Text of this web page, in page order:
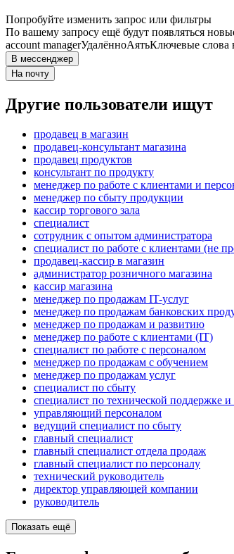
Попробуйте изменить запрос или фильтры
По вашему запросу ещё будут появляться
account managerУдалённоАятьКлючевые слова
В мессенджер
На почту
Другие пользователи ищут
продавец в магазин
продавец-консультант магазина
продавец продуктов
консультант по продукту
менеджер по работе с клиентами и
менеджер по сбыту продукции
кассир торгового зала
специалист
сотрудник с опытом администратора
специалист по работе с клиентами (не
продавец-кассир в магазин
администратор розничного магазина
кассир магазина
менеджер по продажам IT-услуг
менеджер по продажам банковских
менеджер по продажам и развитию
менеджер по работе с клиентами (IT)
специалист по работе с персоналом
менеджер по продажам с обучением
менеджер по продажам услуг
специалист по сбыту
специалист по технической поддержке
управляющий персоналом
ведущий специалист по сбыту
главный специалист
главный специалист отдела продаж
главный специалист по персоналу
технический руководитель
директор управляющей компании
руководитель
Показать ещё